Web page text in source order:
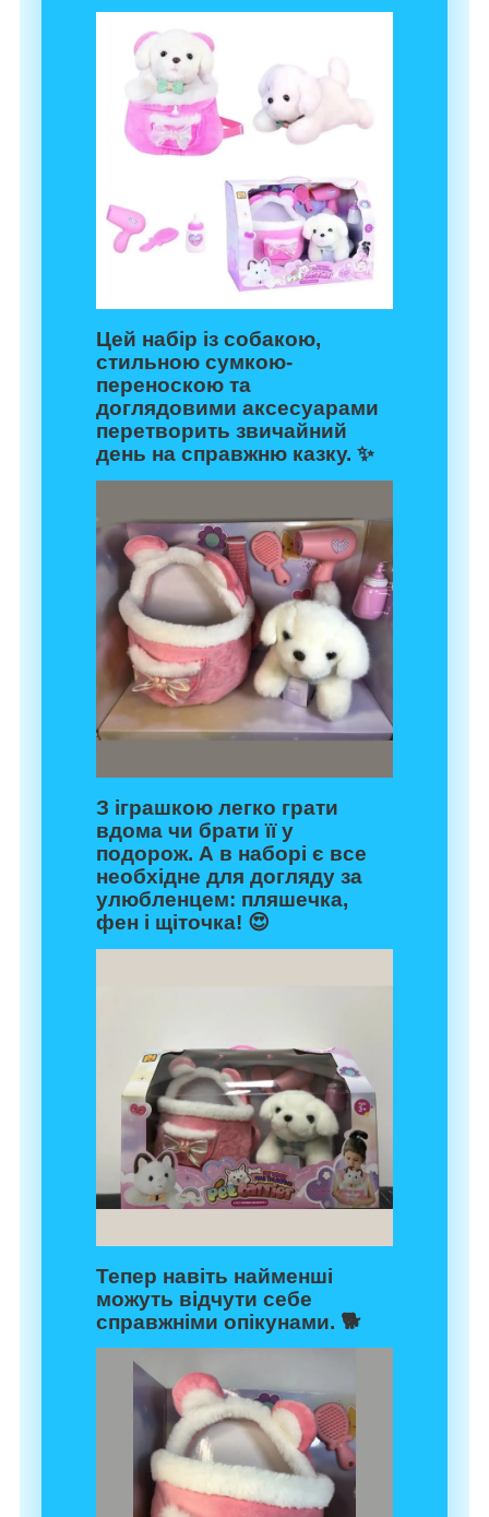
Цей набір із собакою,
стильною сумкою-
переноскою та
доглядовими аксесуарами
перетворить звичайний
день на справжню казку. ✨
З іграшкою легко грати
вдома чи брати її у
подорож. А в наборі є все
необхідне для догляду за
улюбленцем: пляшечка,
фен і щіточка! 😍
Тепер навіть найменші
можуть відчути себе
справжніми опікунами. 🐕